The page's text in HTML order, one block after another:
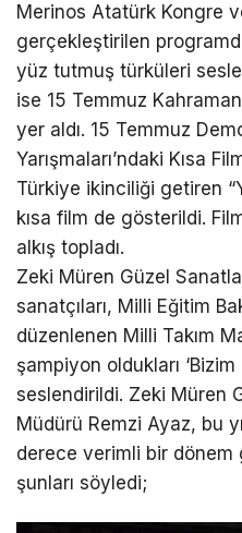
Merinos Atatürk Kongre
gerçekleştirilen
yüz tutmuş türküleri
ise 15 Temmuz
yer aldı. 15 Temmuz
Yarışmaları’ndaki Kısa
Türkiye ikinciliği getiren
kısa film de gösterildi.
alkış topladı.
Zeki Müren Güzel
sanatçıları, Milli Eğitim
düzenlenen Milli Takım
şampiyon oldukları ‘Bizim
seslendirildi. Zeki Müren
Müdürü Remzi Ayaz, bu
derece verimli bir
şunları söyledi;